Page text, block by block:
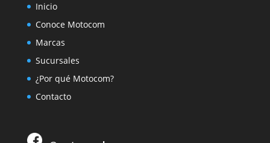
Inicio
Conoce Motocom
Marcas
Sucursales
¿Por qué Motocom?
Contacto